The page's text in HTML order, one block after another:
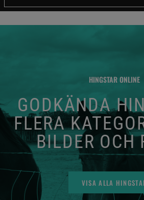
HINGSTAR ONLINE
GODKÄNDA
FLERA
BILDER OCH
VISA ALLA